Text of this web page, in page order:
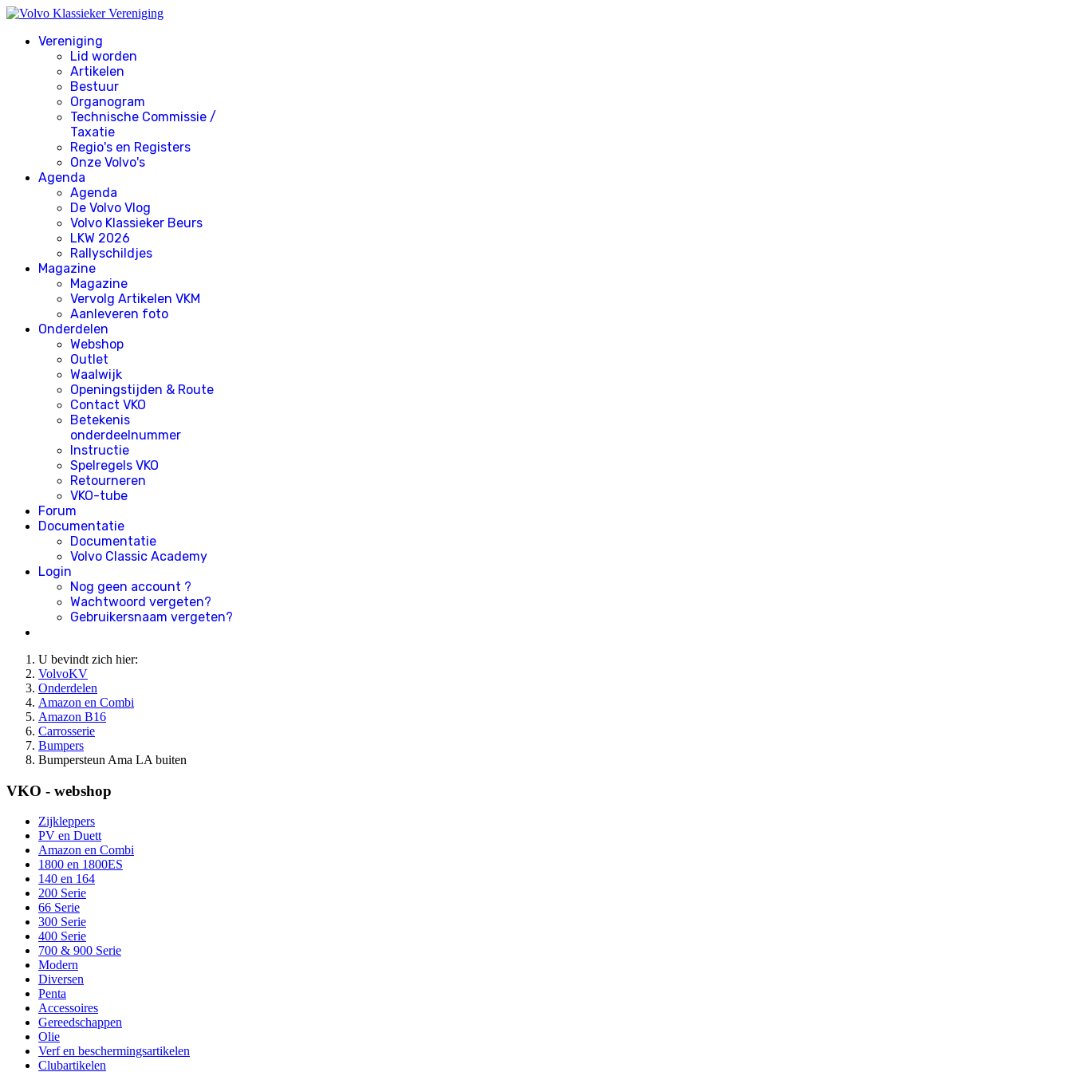
Vereniging
Lid worden
Artikelen
Bestuur
Organogram
Technische Commissie /
Taxatie
Regio's en Registers
Onze Volvo's
Agenda
Agenda
De Volvo Vlog
Volvo Klassieker Beurs
LKW 2026
Rallyschildjes
Magazine
Magazine
Vervolg Artikelen VKM
Aanleveren foto
Onderdelen
Webshop
Outlet
Waalwijk
Openingstijden & Route
Contact VKO
Betekenis
onderdeelnummer
Instructie
Spelregels VKO
Retourneren
VKO-tube
Forum
Documentatie
Documentatie
Volvo Classic Academy
Login
Nog geen account ?
Wachtwoord vergeten?
Gebruikersnaam vergeten?
U bevindt zich hier:
VolvoKV
Onderdelen
Amazon en Combi
Amazon B16
Carrosserie
Bumpers
Bumpersteun Ama LA buiten
VKO - webshop
Zijkleppers
PV en Duett
Amazon en Combi
1800 en 1800ES
140 en 164
200 Serie
66 Serie
300 Serie
400 Serie
700 & 900 Serie
Modern
Diversen
Penta
Accessoires
Gereedschappen
Olie
Verf en beschermingsartikelen
Clubartikelen